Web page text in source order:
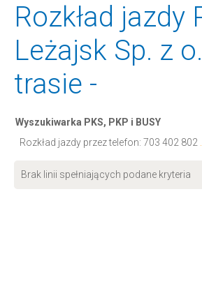
Rozkład jazdy
Leżajsk Sp. z
trasie -
Wyszukiwarka PKS, PKP i BUSY
Rozkład jazdy przez telefon: 703 402 802
Brak linii spełniających podane kryteria